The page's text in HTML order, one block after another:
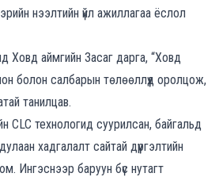
нээлтийн үйл ажиллагаа ёслол
Ховд аймгийн Засаг дарга, “Ховд
болон салбарын төлөөллүүд оролцож,
танилцав.
CLC технологид суурилсан, байгальд
хадгалалт сайтай дүүргэлтийн
Ингэснээр баруун бүс нутагт